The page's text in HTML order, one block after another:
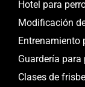
Hotel para
Modificación
Entrenamiento
Guardería para
Clases de